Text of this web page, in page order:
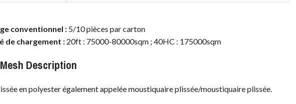
conventionnel : 5/10 pièces par carton
de chargement : 20ft : 75000-80000sqm ; 40HC : 175000sqm
Description
en polyester également appelée moustiquaire plissée/moustiquaire plissée.